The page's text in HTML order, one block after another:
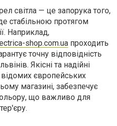
світла — це запорука того,
стабільною протягом
Наприклад,
shop.com.ua проходить
точну відповідність
Якісні та надійні
європейських
магазині, забезпечує
що важливо для